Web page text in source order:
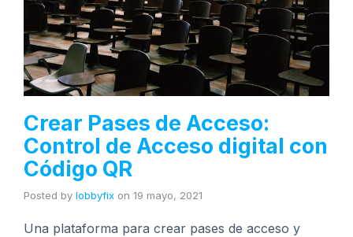
Crear Pases de Acceso:
Control de Acceso digital con
Código QR
Posted by lobbyfix on 19 mayo, 2021
Una plataforma para crear pases de acceso y